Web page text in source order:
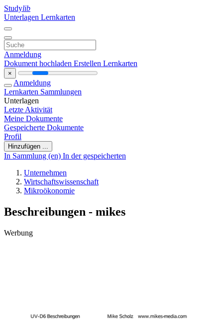
Studylib
Unterlagen Lernkarten
Anmeldung
Dokument hochladen Erstellen Lernkarten
×
Anmeldung
Lernkarten Sammlungen
Unterlagen
Letzte Aktivität
Meine Dokumente
Gespeicherte Dokumente
Profil
Hinzufügen ...
In Sammlung (en) In der gespeicherten
Unternehmen
Wirtschaftswissenschaft
Mikroökonomie
Beschreibungen - mikes
Werbung